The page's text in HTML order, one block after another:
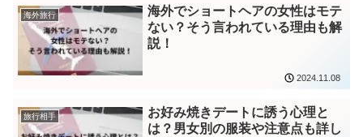
海外旅行
海外でショートヘアの女性はモテ
ない？そう言われている理由も解
説！
2024.11.08
旅行相手
お好み焼きデートに誘う心理と
は？男女別の服装や注意点も詳し